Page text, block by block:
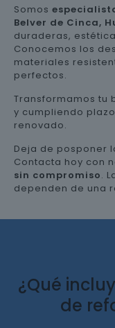
Somos
Belver de Cinca,
duraderas,
Conocemos los
materiales
perfectos.
Transformamos tu
y cumpliendo
renovado.
Deja de posponer
Contacta hoy con
sin compromiso.
dependen de una
¿Qué
de